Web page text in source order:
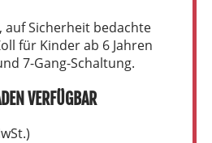
auf Sicherheit bedachte
für Kinder ab 6 Jahren
7-Gang-Schaltung.
VERFÜGBAR